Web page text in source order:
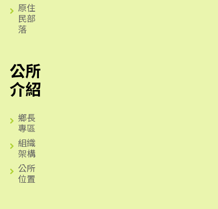
原住
民部
落
公所
介紹
鄉長
專區
組織
架構
公所
位置